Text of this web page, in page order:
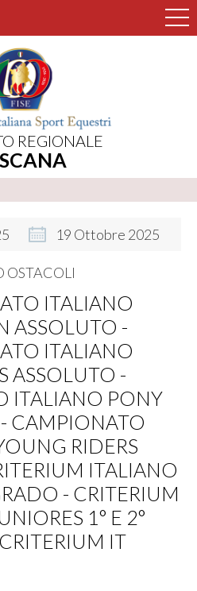
REGIONALE
19 Ottobre 2025
ITALIANO
ASSOLUTO -
ITALIANO
ASSOLUTO -
ITALIANO PONY
CAMPIONATO
RIDERS
ITALIANO
- CRITERIUM
1° E 2°
IT
OSTACOLI